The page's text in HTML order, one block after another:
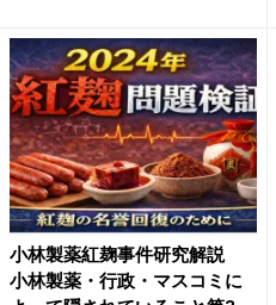
小林製薬紅麹事件研究解説
小林製薬・行政・マスコミに